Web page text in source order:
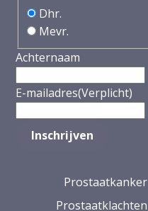
Dhr.
Mevr.
Achternaam
E-mailadres(Verplicht)
Prostaatkanker
Prostaatklachten